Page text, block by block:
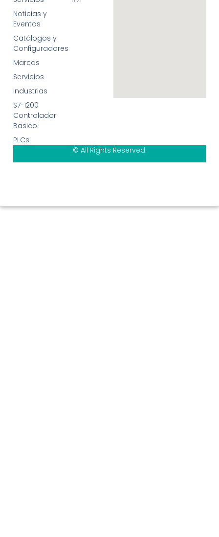
Noticias y
Eventos
Catálogos y
Configuradores
Marcas
Servicios
Industrias
S7-1200
Controlador
Basico
PLCs
© All Rights Reserved.